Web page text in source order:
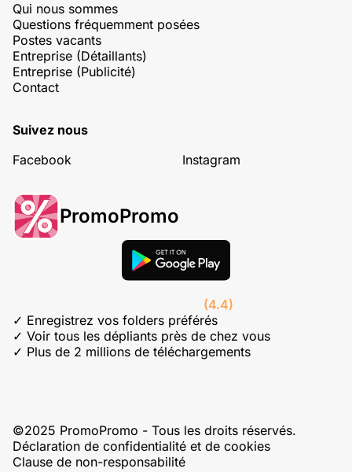
Qui nous sommes
Questions fréquemment posées
Postes vacants
Entreprise (Détaillants)
Entreprise (Publicité)
Contact
Suivez nous
Facebook
Instagram
PromoPromo
(4.4)
✓ Enregistrez vos folders préférés
✓ Voir tous les dépliants près de chez vous
✓ Plus de 2 millions de téléchargements
©2025 PromoPromo - Tous les droits réservés.
Déclaration de confidentialité et de cookies
Clause de non-responsabilité